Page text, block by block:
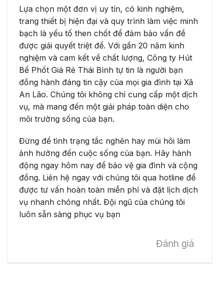
Lựa chọn một đơn vị uy tín, có kinh nghiệm,
trang thiết bị hiện đại và quy trình làm việc minh
bạch là yếu tố then chốt để đảm bảo vấn đề
được giải quyết triệt để. Với gần 20 năm kinh
nghiệm và cam kết về chất lượng, Công ty Hút
Bể Phốt Giá Rẻ Thái Bình tự tin là người bạn
đồng hành đáng tin cậy của mọi gia đình tại Xã
An Lão. Chúng tôi không chỉ cung cấp một dịch
vụ, mà mang đến một giải pháp toàn diện cho
môi trường sống của bạn.
Đừng để tình trạng tắc nghẽn hay mùi hôi làm
ảnh hưởng đến cuộc sống của bạn. Hãy hành
động ngay hôm nay để bảo vệ gia đình và cộng
đồng. Liên hệ ngay với chúng tôi qua hotline để
được tư vấn hoàn toàn miễn phí và đặt lịch dịch
vụ nhanh chóng nhất. Đội ngũ của chúng tôi
luôn sẵn sàng phục vụ bạn
Đánh giá